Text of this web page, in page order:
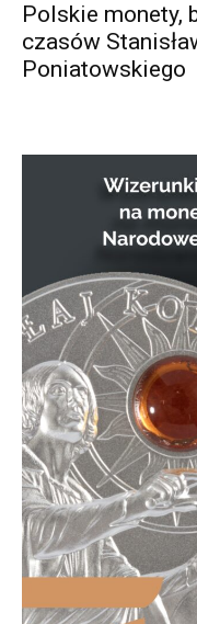
Polskie monety,
czasów
Poniatowskiego